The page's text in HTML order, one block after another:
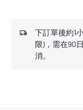
下訂單後約1
限)，需在90
消。